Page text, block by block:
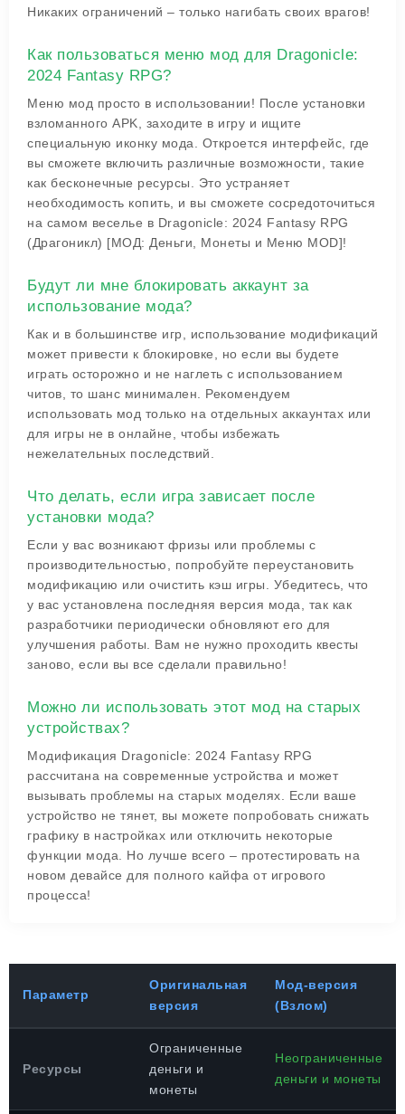
Никаких ограничений – только нагибать своих врагов!
Как пользоваться меню мод для Dragonicle:
2024 Fantasy RPG?
Меню мод просто в использовании! После установки
взломанного APK, заходите в игру и ищите
специальную иконку мода. Откроется интерфейс, где
вы сможете включить различные возможности, такие
как бесконечные ресурсы. Это устраняет
необходимость копить, и вы сможете сосредоточиться
на самом веселье в Dragonicle: 2024 Fantasy RPG
(Драгоникл) [МОД: Деньги, Монеты и Меню MOD]!
Будут ли мне блокировать аккаунт за
использование мода?
Как и в большинстве игр, использование модификаций
может привести к блокировке, но если вы будете
играть осторожно и не наглеть с использованием
читов, то шанс минимален. Рекомендуем
использовать мод только на отдельных аккаунтах или
для игры не в онлайне, чтобы избежать
нежелательных последствий.
Что делать, если игра зависает после
установки мода?
Если у вас возникают фризы или проблемы с
производительностью, попробуйте переустановить
модификацию или очистить кэш игры. Убедитесь, что
у вас установлена последняя версия мода, так как
разработчики периодически обновляют его для
улучшения работы. Вам не нужно проходить квесты
заново, если вы все сделали правильно!
Можно ли использовать этот мод на старых
устройствах?
Модификация Dragonicle: 2024 Fantasy RPG
рассчитана на современные устройства и может
вызывать проблемы на старых моделях. Если ваше
устройство не тянет, вы можете попробовать снижать
графику в настройках или отключить некоторые
функции мода. Но лучше всего – протестировать на
новом девайсе для полного кайфа от игрового
процесса!
Параметр
Оригинальная
версия
Мод-версия
(Взлом)
Ресурсы
Ограниченные
деньги и
монеты
Неограниченные
деньги и монеты